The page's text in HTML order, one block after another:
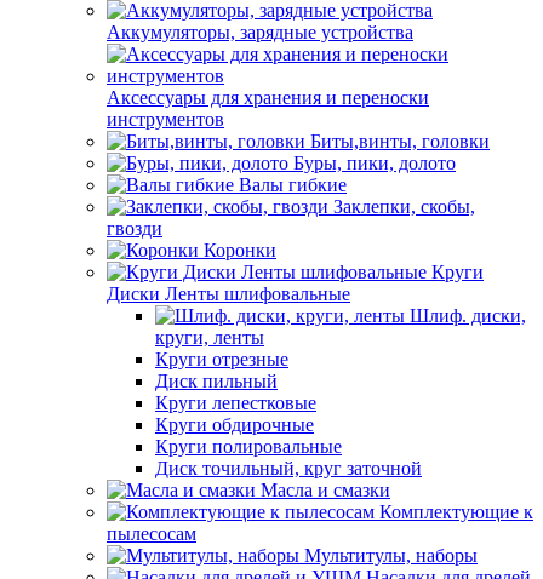
Аккумуляторы, зарядные устройства
Аксессуары для хранения и переноски
инструментов
Биты,винты, головки
Буры, пики, долото
Валы гибкие
Заклепки, скобы,
гвозди
Коронки
Круги
Диски Ленты шлифовальные
Шлиф. диски,
круги, ленты
Круги отрезные
Диск пильный
Круги лепестковые
Круги обдирочные
Круги полировальные
Диск точильный, круг заточной
Масла и смазки
Комплектующие к
пылесосам
Мультитулы, наборы